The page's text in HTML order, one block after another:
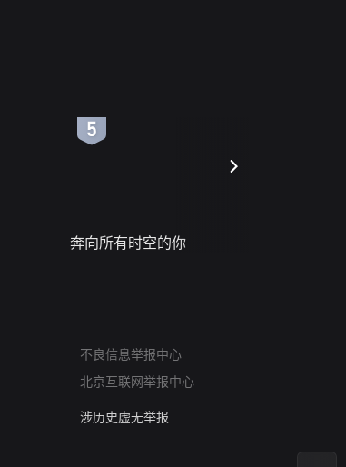
奔向所有时空的你
不良信息举报中心
北京互联网举报中心
亚运会举报专区
涉历史虚无举报